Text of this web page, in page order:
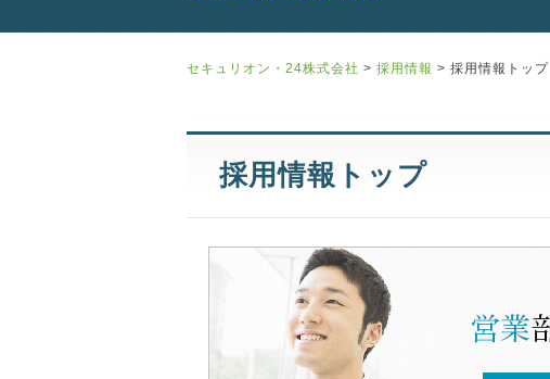
セキュリオン・24株式会社 > 採用情報 > 採用情報トップ
採用情報トップ